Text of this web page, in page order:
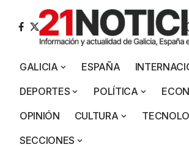
GALICIA ESPAÑA
DEPORTES
POLÍTICA
OPINIÓN
CULTURA
SECCIONES